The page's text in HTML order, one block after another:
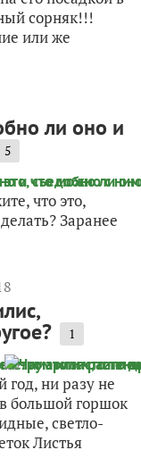
сорняк!!!
или же
ли оно и
5
что это,
Заранее
1
ни разу не
большой горшок
светло-
Листья